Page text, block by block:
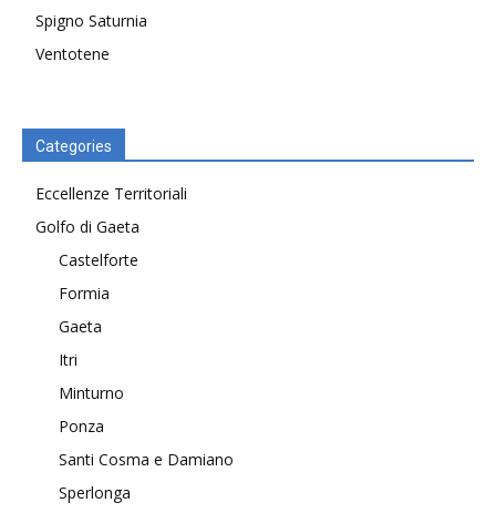
Spigno Saturnia
Ventotene
Categories
Eccellenze Territoriali
Golfo di Gaeta
Castelforte
Formia
Gaeta
Itri
Minturno
Ponza
Santi Cosma e Damiano
Sperlonga